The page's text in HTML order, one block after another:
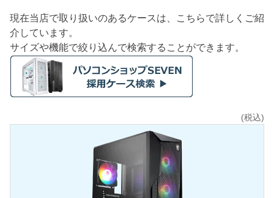
現在当店で取り扱いのあるケースは、こちらで詳しくご紹
介しています。
サイズや機能で絞り込んで検索することができます。
(税込)